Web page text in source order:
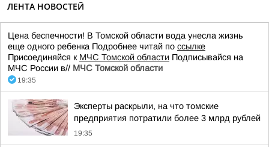
ЛЕНТА НОВОСТЕЙ
Цена беспечности! В Томской области вода унесла жизнь
еще одного ребенка Подробнее читай по ссылке
Присоединяйся к МЧС Томской области Подписывайся на
МЧС России в// МЧС Томской области
19:35
Эксперты раскрыли, на что томские
предприятия потратили более 3 млрд рублей
19:35